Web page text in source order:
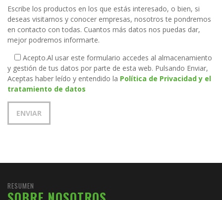
Escribe los productos en los que estás interesado, o bien, si
deseas visitarnos y conocer empresas, nosotros te pondremos
en contacto con todas. Cuantos más datos nos puedas dar,
mejor podremos informarte.
Acepto.Al usar este formulario accedes al almacenamiento
y gestión de tus datos por parte de esta web. Pulsando Enviar,
Aceptas haber leído y entendido la Política de Privacidad y el
tratamiento de datos
RESUMEN